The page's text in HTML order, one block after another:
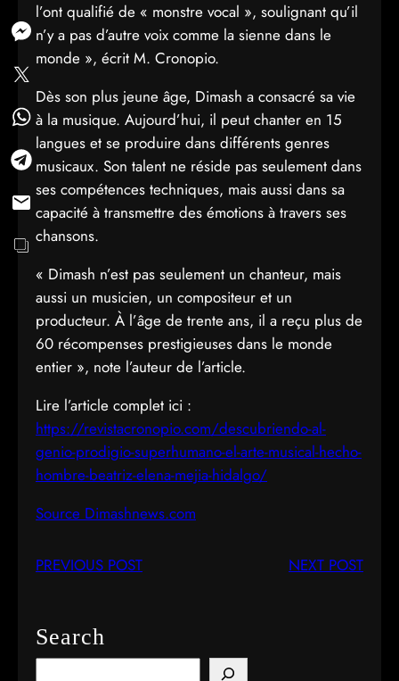
l’ont qualifié de « monstre vocal », soulignant qu’il
n’y a pas d’autre voix comme la sienne dans le
monde », écrit M. Cronopio.
Dès son plus jeune âge, Dimash a consacré sa vie
à la musique. Aujourd’hui, il peut chanter en 15
langues et se produire dans différents genres
musicaux. Son talent ne réside pas seulement dans
ses compétences techniques, mais aussi dans sa
capacité à transmettre des émotions à travers ses
chansons.
« Dimash n’est pas seulement un chanteur, mais
aussi un musicien, un compositeur et un
producteur. À l’âge de trente ans, il a reçu plus de
60 récompenses prestigieuses dans le monde
entier », note l’auteur de l’article.
Lire l’article complet ici :
https://revistacronopio.com/descubriendo-al-
genio-prodigio-superhumano-el-arte-musical-hecho-
hombre-beatriz-elena-mejia-hidalgo/
Source Dimashnews.com
PREVIOUS POST NEXT POST
Search